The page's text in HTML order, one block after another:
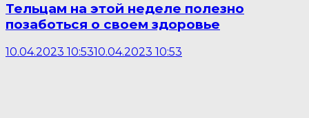
Тельцам на этой неделе полезно
позаботься о своем здоровье
10.04.2023 10:5310.04.2023 10:53